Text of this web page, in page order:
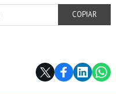
COPIAR